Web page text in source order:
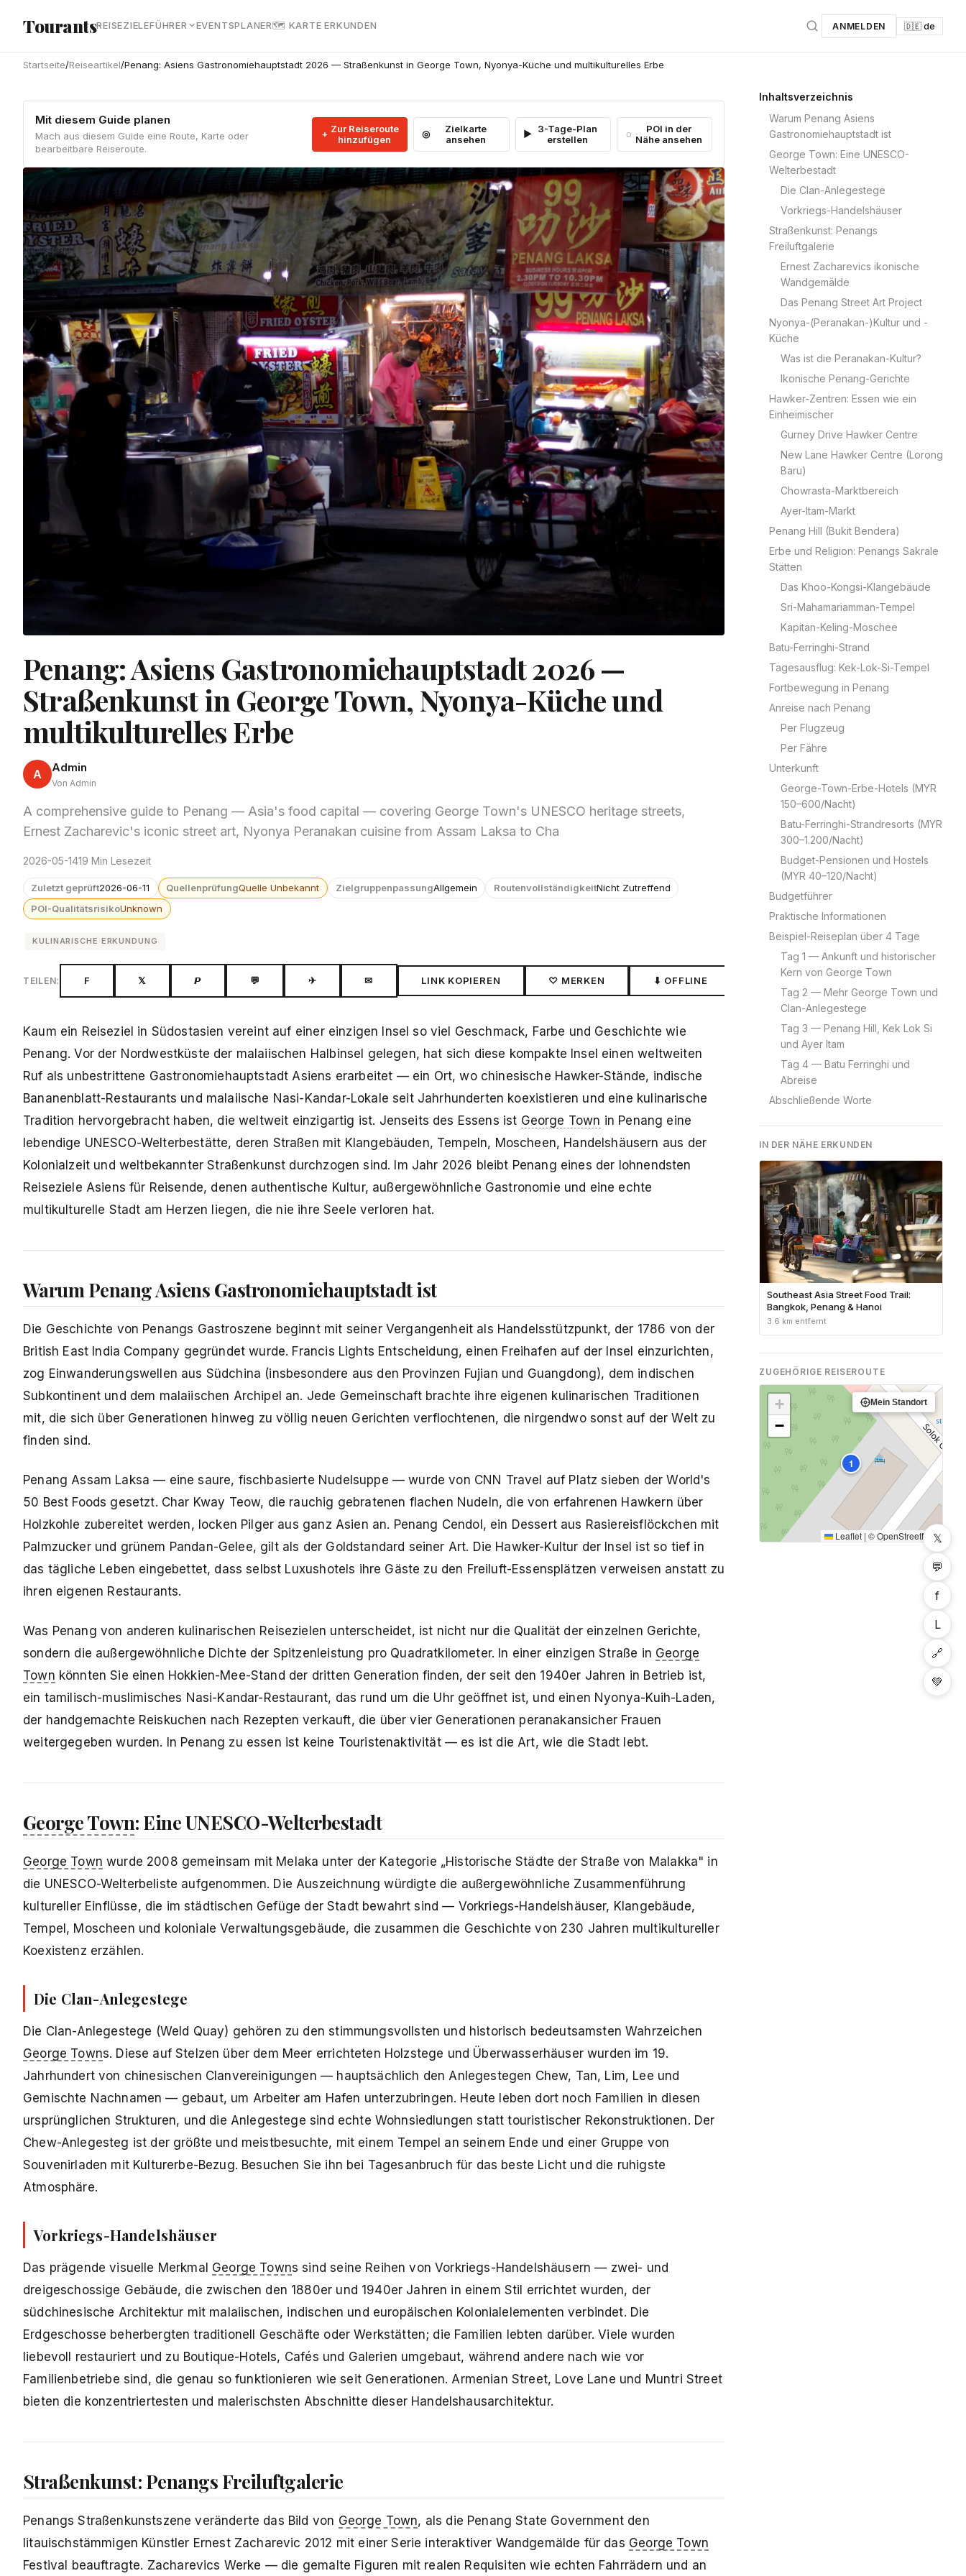
TourantsREISEZIELEFÜHRER EVENTSPLANER🗺 KARTE ERKUNDEN ANMELDEN 🇩🇪 de
Startseite/Reiseartikel/Penang: Asiens Gastronomiehauptstadt 2026 — Straßenkunst in George Town, Nyonya-Küche und multikulturelles Erbe
Mit diesem Guide planen
Mach aus diesem Guide eine Route, Karte oder
bearbeitbare Reiseroute.
Zur Reiseroute
hinzufügen
Zielkarte
ansehen
3-Tage-Plan
erstellen
POI in der
Nähe ansehen
Penang: Asiens Gastronomiehauptstadt 2026 —
Straßenkunst in George Town, Nyonya-Küche und
multikulturelles Erbe
A Admin
Von Admin
A comprehensive guide to Penang — Asia's food capital — covering George Town's UNESCO heritage streets,
Ernest Zacharevic's iconic street art, Nyonya Peranakan cuisine from Assam Laksa to Cha
2026-05-1419 Min Lesezeit
Zuletzt geprüft2026-06-11 QuellenprüfungQuelle Unbekannt ZielgruppenpassungAllgemein RoutenvollständigkeitNicht Zutreffend
POI-QualitätsrisikoUnknown
KULINARISCHE ERKUNDUNG
TEILEN: F 𝕏 𝙋 💬 ✈ ✉ LINK KOPIEREN ♡ MERKEN ⬇ OFFLINE
Kaum ein Reiseziel in Südostasien vereint auf einer einzigen Insel so viel Geschmack, Farbe und Geschichte wie
Penang. Vor der Nordwestküste der malaiischen Halbinsel gelegen, hat sich diese kompakte Insel einen weltweiten
Ruf als unbestrittene Gastronomiehauptstadt Asiens erarbeitet — ein Ort, wo chinesische Hawker-Stände, indische
Bananenblatt-Restaurants und malaiische Nasi-Kandar-Lokale seit Jahrhunderten koexistieren und eine kulinarische
Tradition hervorgebracht haben, die weltweit einzigartig ist. Jenseits des Essens ist George Town in Penang eine
lebendige UNESCO-Welterbestätte, deren Straßen mit Klangebäuden, Tempeln, Moscheen, Handelshäusern aus der
Kolonialzeit und weltbekannter Straßenkunst durchzogen sind. Im Jahr 2026 bleibt Penang eines der lohnendsten
Reiseziele Asiens für Reisende, denen authentische Kultur, außergewöhnliche Gastronomie und eine echte
multikulturelle Stadt am Herzen liegen, die nie ihre Seele verloren hat.
Warum Penang Asiens Gastronomiehauptstadt ist
Die Geschichte von Penangs Gastroszene beginnt mit seiner Vergangenheit als Handelsstützpunkt, der 1786 von der
British East India Company gegründet wurde. Francis Lights Entscheidung, einen Freihafen auf der Insel einzurichten,
zog Einwanderungswellen aus Südchina (insbesondere aus den Provinzen Fujian und Guangdong), dem indischen
Subkontinent und dem malaiischen Archipel an. Jede Gemeinschaft brachte ihre eigenen kulinarischen Traditionen
mit, die sich über Generationen hinweg zu völlig neuen Gerichten verflochtenen, die nirgendwo sonst auf der Welt zu
finden sind.
Penang Assam Laksa — eine saure, fischbasierte Nudelsuppe — wurde von CNN Travel auf Platz sieben der World's
50 Best Foods gesetzt. Char Kway Teow, die rauchig gebratenen flachen Nudeln, die von erfahrenen Hawkern über
Holzkohle zubereitet werden, locken Pilger aus ganz Asien an. Penang Cendol, ein Dessert aus Rasiereisflöckchen mit
Palmzucker und grünem Pandan-Gelee, gilt als der Goldstandard seiner Art. Die Hawker-Kultur der Insel ist so tief in
das tägliche Leben eingebettet, dass selbst Luxushotels ihre Gäste zu den Freiluft-Essensplätzen verweisen anstatt zu
ihren eigenen Restaurants.
Was Penang von anderen kulinarischen Reisezielen unterscheidet, ist nicht nur die Qualität der einzelnen Gerichte,
sondern die außergewöhnliche Dichte der Spitzenleistung pro Quadratkilometer. In einer einzigen Straße in George
Town könnten Sie einen Hokkien-Mee-Stand der dritten Generation finden, der seit den 1940er Jahren in Betrieb ist,
ein tamilisch-muslimisches Nasi-Kandar-Restaurant, das rund um die Uhr geöffnet ist, und einen Nyonya-Kuih-Laden,
der handgemachte Reiskuchen nach Rezepten verkauft, die über vier Generationen peranakansicher Frauen
weitergegeben wurden. In Penang zu essen ist keine Touristenaktivität — es ist die Art, wie die Stadt lebt.
George Town: Eine UNESCO-Welterbestadt
George Town wurde 2008 gemeinsam mit Melaka unter der Kategorie „Historische Städte der Straße von Malakka" in
die UNESCO-Welterbeliste aufgenommen. Die Auszeichnung würdigte die außergewöhnliche Zusammenführung
kultureller Einflüsse, die im städtischen Gefüge der Stadt bewahrt sind — Vorkriegs-Handelshäuser, Klangebäude,
Tempel, Moscheen und koloniale Verwaltungsgebäude, die zusammen die Geschichte von 230 Jahren multikultureller
Koexistenz erzählen.
Die Clan-Anlegestege
Die Clan-Anlegestege (Weld Quay) gehören zu den stimmungsvollsten und historisch bedeutsamsten Wahrzeichen
George Towns. Diese auf Stelzen über dem Meer errichteten Holzstege und Überwasserhäuser wurden im 19.
Jahrhundert von chinesischen Clanvereinigungen — hauptsächlich den Anlegestegen Chew, Tan, Lim, Lee und
Gemischte Nachnamen — gebaut, um Arbeiter am Hafen unterzubringen. Heute leben dort noch Familien in diesen
ursprünglichen Strukturen, und die Anlegestege sind echte Wohnsiedlungen statt touristischer Rekonstruktionen. Der
Chew-Anlegesteg ist der größte und meistbesuchte, mit einem Tempel an seinem Ende und einer Gruppe von
Souvenirladen mit Kulturerbe-Bezug. Besuchen Sie ihn bei Tagesanbruch für das beste Licht und die ruhigste
Atmosphäre.
Vorkriegs-Handelshäuser
Das prägende visuelle Merkmal George Towns sind seine Reihen von Vorkriegs-Handelshäusern — zwei- und
dreigeschossige Gebäude, die zwischen den 1880er und 1940er Jahren in einem Stil errichtet wurden, der
südchinesische Architektur mit malaiischen, indischen und europäischen Kolonialelementen verbindet. Die
Erdgeschosse beherbergten traditionell Geschäfte oder Werkstätten; die Familien lebten darüber. Viele wurden
liebevoll restauriert und zu Boutique-Hotels, Cafés und Galerien umgebaut, während andere nach wie vor
Familienbetriebe sind, die genau so funktionieren wie seit Generationen. Armenian Street, Love Lane und Muntri Street
bieten die konzentriertesten und malerischsten Abschnitte dieser Handelshausarchitektur.
Straßenkunst: Penangs Freiluftgalerie
Penangs Straßenkunstszene veränderte das Bild von George Town, als die Penang State Government den
litauischstämmigen Künstler Ernest Zacharevic 2012 mit einer Serie interaktiver Wandgemälde für das George Town
Festival beauftragte. Zacharevics Werke — die gemalte Figuren mit realen Requisiten wie echten Fahrrädern und an
Inhaltsverzeichnis
Warum Penang Asiens
Gastronomiehauptstadt ist
George Town: Eine UNESCO-
Welterbestadt
Die Clan-Anlegestege
Vorkriegs-Handelshäuser
Straßenkunst: Penangs
Freiluftgalerie
Ernest Zacharevics ikonische
Wandgemälde
Das Penang Street Art Project
Nyonya-(Peranakan-)Kultur und -
Küche
Was ist die Peranakan-Kultur?
Ikonische Penang-Gerichte
Hawker-Zentren: Essen wie ein
Einheimischer
Gurney Drive Hawker Centre
New Lane Hawker Centre (Lorong
Baru)
Chowrasta-Marktbereich
Ayer-Itam-Markt
Penang Hill (Bukit Bendera)
Erbe und Religion: Penangs Sakrale
Stätten
Das Khoo-Kongsi-Klangebäude
Sri-Mahamariamman-Tempel
Kapitan-Keling-Moschee
Batu-Ferringhi-Strand
Tagesausflug: Kek-Lok-Si-Tempel
Fortbewegung in Penang
Anreise nach Penang
Per Flugzeug
Per Fähre
Unterkunft
George-Town-Erbe-Hotels (MYR
150–600/Nacht)
Batu-Ferringhi-Strandresorts (MYR
300–1.200/Nacht)
Budget-Pensionen und Hostels
(MYR 40–120/Nacht)
Budgetführer
Praktische Informationen
Beispiel-Reiseplan über 4 Tage
Tag 1 — Ankunft und historischer
Kern von George Town
Tag 2 — Mehr George Town und
Clan-Anlegestege
Tag 3 — Penang Hill, Kek Lok Si
und Ayer Itam
Tag 4 — Batu Ferringhi und
Abreise
Abschließende Worte
IN DER NÄHE ERKUNDEN
Southeast Asia Street Food Trail:
Bangkok, Penang & Hanoi
3.6 km entfernt
ZUGEHÖRIGE REISEROUTE
1
+
−
Mein Standort
Leaflet | ©OpenStreetMap𝕏
💬
f
L
🔗
💚